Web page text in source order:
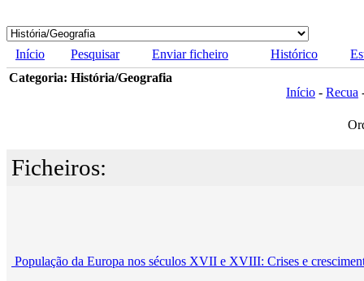
Início Pesquisar Enviar ficheiro Histórico
Categoria: História/Geografia
Início - Recua
Ficheiros:
População da Europa nos séculos XVII e XVIII: Crises e